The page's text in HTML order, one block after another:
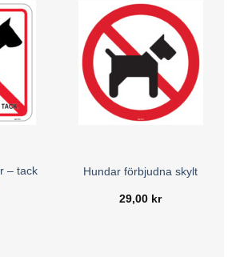
korrekt är avgörande för dess
råd om optimal placering för att
synliga och effektiva som möjligt. Lär
för att vara lättlästa och
– tack
Hundar förbjudna skylt
29,00 kr